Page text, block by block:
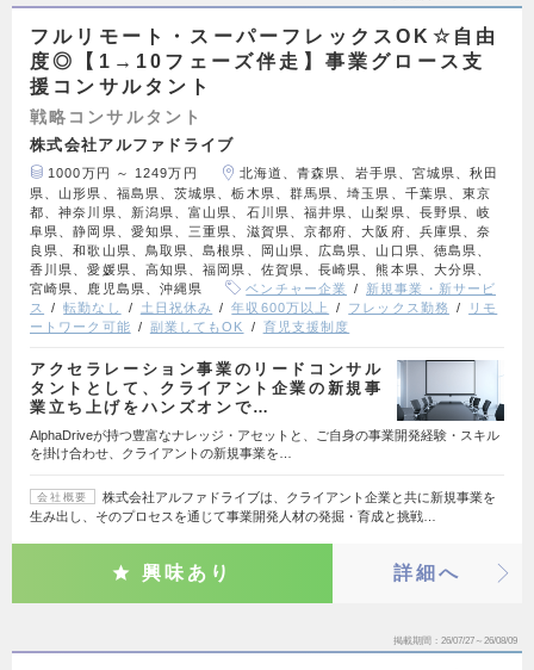
フルリモート・スーパーフレックスOK☆自由
度◎【1→10フェーズ伴走】事業グロース支
援コンサルタント
戦略コンサルタント
株式会社アルファドライブ
1000万円 ～ 1249万円
北海道、青森県、岩手県、宮城県、秋田
県、山形県、福島県、茨城県、栃木県、群馬県、埼玉県、千葉県、東京
都、神奈川県、新潟県、富山県、石川県、福井県、山梨県、長野県、岐
阜県、静岡県、愛知県、三重県、滋賀県、京都府、大阪府、兵庫県、奈
良県、和歌山県、鳥取県、島根県、岡山県、広島県、山口県、徳島県、
香川県、愛媛県、高知県、福岡県、佐賀県、長崎県、熊本県、大分県、
宮崎県、鹿児島県、沖縄県
ベンチャー企業
新規事業・新サービ
ス
転勤なし 土日祝休み 年収600万以上 フレックス勤務
リモ
ートワーク可能
副業してもOK 育児支援制度
アクセラレーション事業のリードコンサル
タントとして、クライアント企業の新規事
業立ち上げをハンズオンで…
AlphaDriveが持つ豊富なナレッジ・アセットと、ご自身の事業開発経験・スキル
を掛け合わせ、クライアントの新規事業を…
会社概要
株式会社アルファドライブは、クライアント企業と共に新規事業を
生み出し、そのプロセスを通じて事業開発人材の発掘・育成と挑戦…
興味あり 詳細へ
掲載期間 26/07/27～26/08/09